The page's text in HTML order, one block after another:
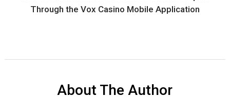
Through the Vox Casino Mobile Application
About The Author